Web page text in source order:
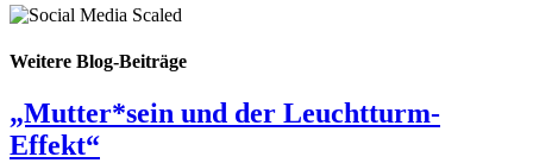
Weitere Blog-Beiträge
„Mutter*sein und der Leuchtturm-
Effekt“